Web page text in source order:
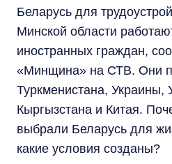
Беларусь для
Минской области
иностранных граждан,
«Минщина» на СТВ. Они
Туркменистана, Украины,
Кыргызстана и Китая.
выбрали Беларусь для
какие условия созданы?